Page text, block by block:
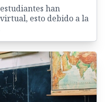
han
esto debido a la